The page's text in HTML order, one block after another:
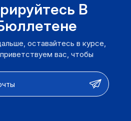
В
оставайтесь в курсе,
вас, чтобы